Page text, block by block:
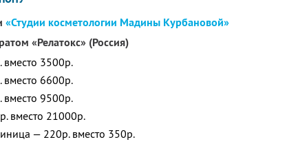
«Студии косметологии Мадины Курбановой»
«Релатокс» (Россия)
3500р.
6600р.
9500р.
вместо 21000р.
— 220р. вместо 350р.